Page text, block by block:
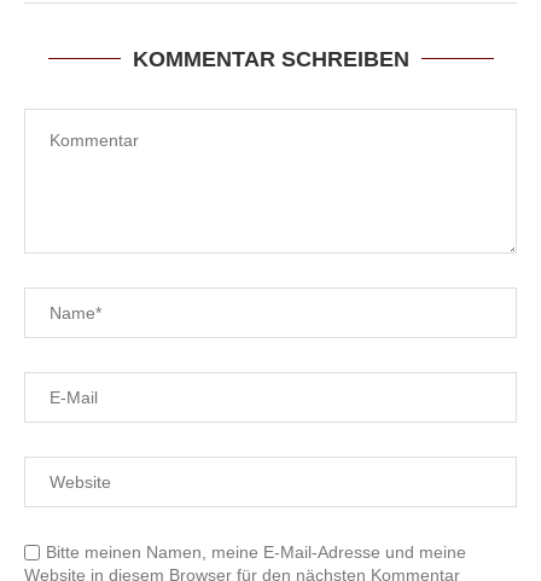
KOMMENTAR SCHREIBEN
Bitte meinen Namen, meine E-Mail-Adresse und meine
Website in diesem Browser für den nächsten Kommentar